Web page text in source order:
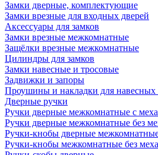
Замки дверные, комплектующие
Замки врезные для входных дверей
Аксессуары для замков
Замки врезные межкомнатные
Защёлки врезные межкомнатные
Цилиндры для замков
Замки навесные и тросовые
Задвижки и запоры
Проушины и накладки для навесных
Дверные ручки
Ручки дверные межкомнатные с
Ручки дверные межкомнатные без
Ручки-кнобы дверные
Ручки-кнобы межкомнатные без